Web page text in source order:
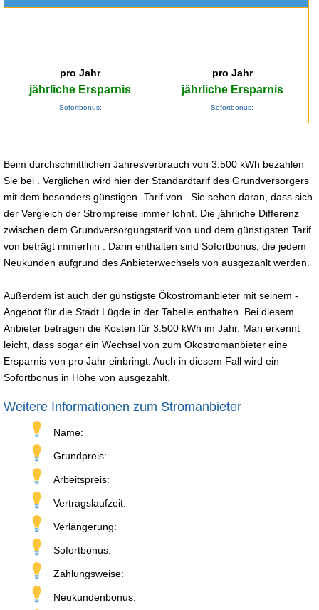
pro Jahr
jährliche Ersparnis
Sofortbonus:
pro Jahr
jährliche Ersparnis
Sofortbonus:
Beim durchschnittlichen Jahresverbrauch von 3.500 kWh bezahlen
Sie bei . Verglichen wird hier der Standardtarif des Grundversorgers
mit dem besonders günstigen -Tarif von . Sie sehen daran, dass sich
der Vergleich der Strompreise immer lohnt. Die jährliche Differenz
zwischen dem Grundversorgungstarif von und dem günstigsten Tarif
von beträgt immerhin . Darin enthalten sind Sofortbonus, die jedem
Neukunden aufgrund des Anbieterwechsels von ausgezahlt werden.
Außerdem ist auch der günstigste Ökostromanbieter mit seinem -
Angebot für die Stadt Lügde in der Tabelle enthalten. Bei diesem
Anbieter betragen die Kosten für 3.500 kWh im Jahr. Man erkennt
leicht, dass sogar ein Wechsel von zum Ökostromanbieter eine
Ersparnis von pro Jahr einbringt. Auch in diesem Fall wird ein
Sofortbonus in Höhe von ausgezahlt.
Weitere Informationen zum Stromanbieter
Name:
Grundpreis:
Arbeitspreis:
Vertragslaufzeit:
Verlängerung:
Sofortbonus:
Zahlungsweise:
Neukundenbonus: